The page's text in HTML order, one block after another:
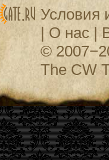
Условия
| О нас|
©
The CW